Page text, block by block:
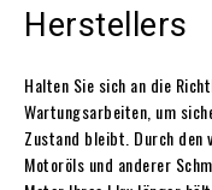
Herstellers
Halten Sie sich an die
Wartungsarbeiten, um
Zustand bleibt. Durch den
Motoröls und anderer